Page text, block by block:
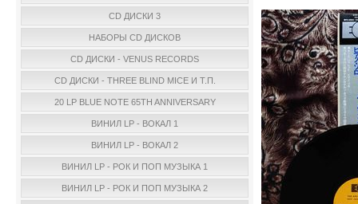
CD ДИСКИ 3
НАБОРЫ CD ДИСКОВ
CD ДИСКИ - VENUS RECORDS
CD ДИСКИ - THREE BLIND MICE И Т.П.
20 LP BLUE NOTE 65TH ANNIVERSARY
ВИНИЛ LP - ВОКАЛ 1
ВИНИЛ LP - ВОКАЛ 2
ВИНИЛ LP - РОК И ПОП МУЗЫКА 1
ВИНИЛ LP - РОК И ПОП МУЗЫКА 2